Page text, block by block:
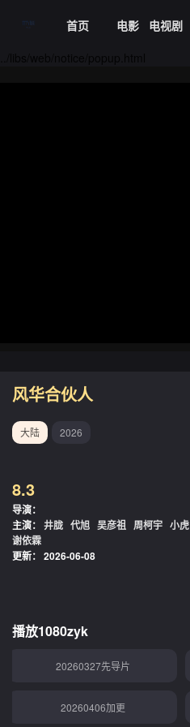
首页 电影 电视剧
风华合伙人
大陆 2026
8.3
导演：
主演： 井胧 代旭 吴彦祖 周柯宇 小虎
谢依霖
更新： 2026-06-08
播放1080zyk
20260327先导片
20260406加更